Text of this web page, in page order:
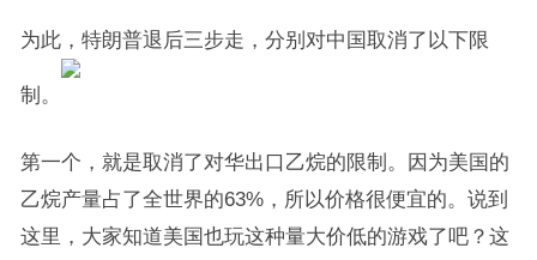
为此，特朗普退后三步走，分别对中国取消了以下限
制。
第一个，就是取消了对华出口乙烷的限制。因为美国的
乙烷产量占了全世界的63%，所以价格很便宜的。说到
这里，大家知道美国也玩这种量大价低的游戏了吧？这